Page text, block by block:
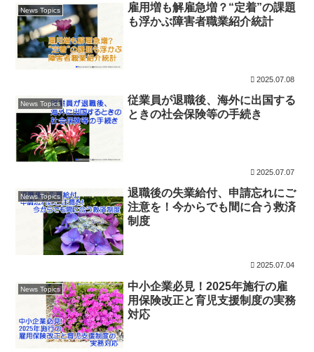
News Topics
雇用増も解雇急増？“定着”の課題
も浮かぶ障害者職業紹介統計
2025.07.08
News Topics
従業員が退職後、海外に出国する
ときの社会保険等の手続き
2025.07.07
News Topics
退職後の失業給付、申請忘れにご
注意を！今からでも間に合う救済
制度
2025.07.04
News Topics
中小企業必見！2025年施行の雇
用保険改正と育児支援制度の実務
対応